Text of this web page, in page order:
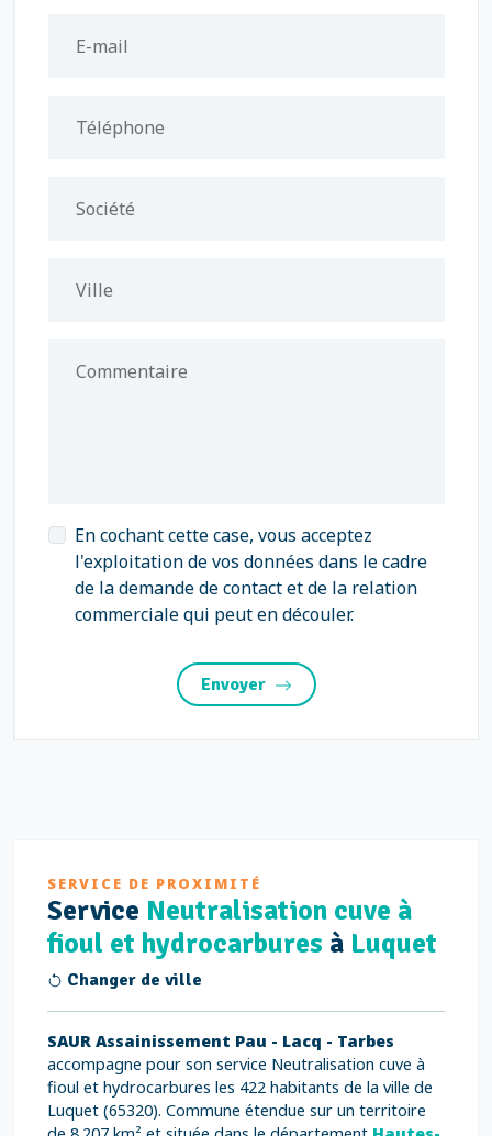
E-mail
Téléphone
Société
Ville
Commentaire
En cochant cette case, vous acceptez
l'exploitation de vos données dans le cadre
de la demande de contact et de la relation
commerciale qui peut en découler.
Envoyer
SERVICE DE PROXIMITÉ
Service Neutralisation cuve à
fioul et hydrocarbures à Luquet
Changer de ville
SAUR Assainissement Pau - Lacq - Tarbes
accompagne pour son service Neutralisation cuve à
fioul et hydrocarbures les 422 habitants de la ville de
Luquet (65320). Commune étendue sur un territoire